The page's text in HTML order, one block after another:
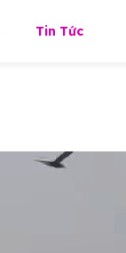
Tin Tức